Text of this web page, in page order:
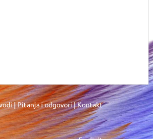
|Pitanja i odgovori|Kontakt